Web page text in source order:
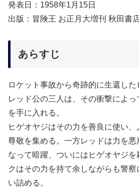
発表日：1958年1月15日
出版：冒険王 お正月大増刊 秋田書
あらすじ
ロケット事故から奇跡的に生還した
レッド公の三人は、その衝撃によっ
を手に入れる。
ヒゲオヤジはその力を善良に使い
尊敬を集める。一方レッドは力を悪
なって暗躍、ついにはヒゲオヤジ
クはその力を持て余しながらも警
い詰める。